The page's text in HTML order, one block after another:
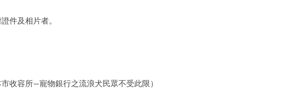
件及相片者。
收容所—寵物銀行之流浪犬民眾不受此限）